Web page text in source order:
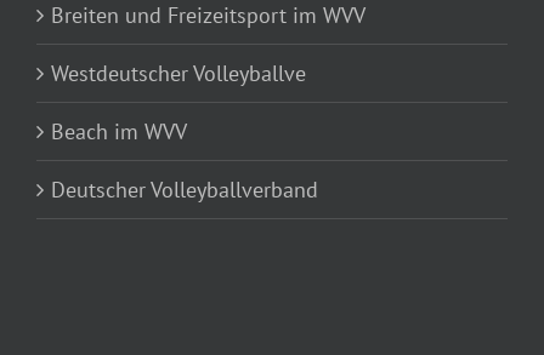
Breiten und Freizeitsport im WVV
Westdeutscher Volleyballve
Beach im WVV
Deutscher Volleyballverband